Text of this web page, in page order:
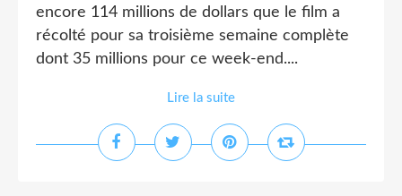
encore 114 millions de dollars que le film a
récolté pour sa troisième semaine complète
dont 35 millions pour ce week-end....
Lire la suite